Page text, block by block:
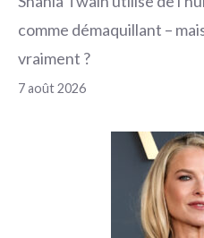
comme démaquillant –
vraiment ?
7 août 2026